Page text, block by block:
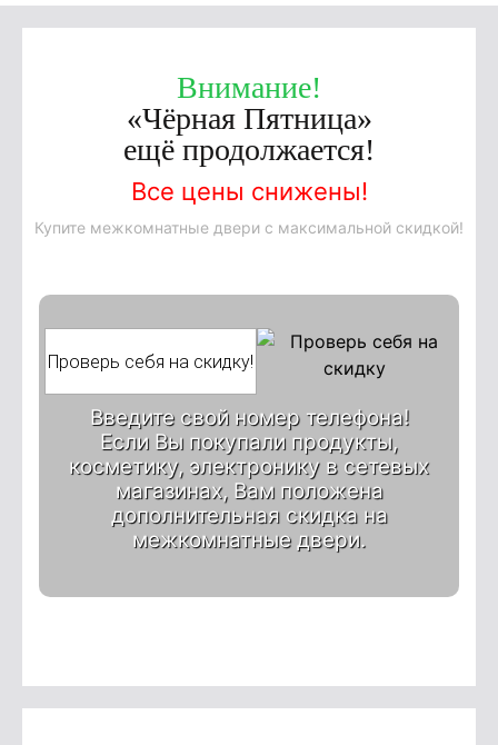
Внимание!
«Чёрная Пятница»
ещё продолжается!
Все цены снижены!
Купите межкомнатные двери с максимальной скидкой!
Введите свой номер телефона!
Если Вы покупали продукты,
косметику, электронику в сетевых
магазинах, Вам положена
дополнительная скидка на
межкомнатные двери.